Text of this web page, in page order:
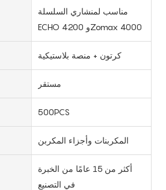
مناسب لمنشاري السلسلة
ECHO 4200 وZomax 4000
كرتون + منصة بلاستيكية
مستقر
500PCS
المكربنات وأجزاء المكربن
أكثر من 15 عامًا من الخبرة
في التصنيع